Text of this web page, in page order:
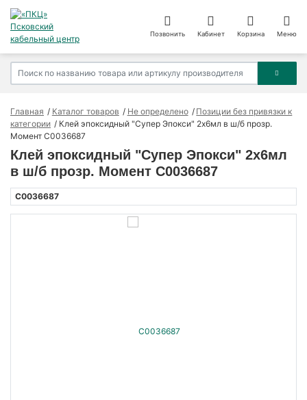
Позвонить Кабинет Корзина Меню
Главная Каталог товаров Не определено
Позиции без привязки к
категории
Клей эпоксидный "Супер Эпокси" 2х6мл в ш/б прозр.
Момент C0036687
Клей эпоксидный "Супер Эпокси" 2х6мл
в ш/б прозр. Момент C0036687
C0036687